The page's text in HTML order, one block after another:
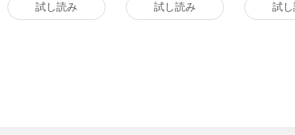
試し読み 試し読み 試